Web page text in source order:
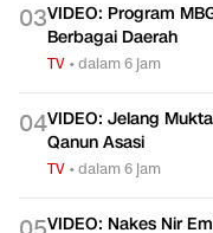
03VIDEO: Program
Berbagai Daerah
TV •dalam 6 jam
04VIDEO: Jelang
Qanun Asasi
TV •dalam 6 jam
VIDEO: Nakes Nir